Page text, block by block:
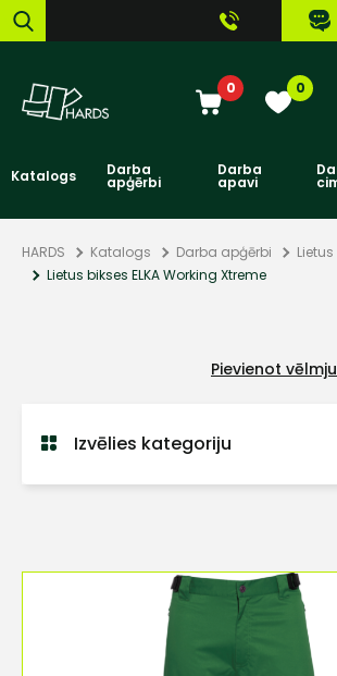
0 0
Katalogs Darba
apģērbi
Darba
apavi
HARDS Katalogs Darba apģērbi
Lietus bikses ELKA Working Xtreme
Pievienot
Izvēlies kategoriju